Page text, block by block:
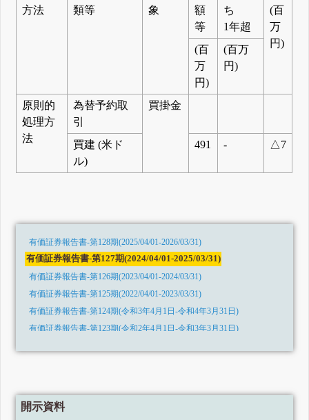
方法
類等
象
額
等
ち
1年超
(百
万
円)
(百
万
円)
(百万
円)
原則的
処理方
法
為替予約取
引
買掛金
買建 (米ド
ル)
491 - △7
有価証券報告書-第128期(2025/04/01-2026/03/31)
有価証券報告書-第127期(2024/04/01-2025/03/31)
有価証券報告書-第126期(2023/04/01-2024/03/31)
有価証券報告書-第125期(2022/04/01-2023/03/31)
有価証券報告書-第124期(令和3年4月1日-令和4年3月31日)
有価証券報告書-第123期(令和2年4月1日-令和3年3月31日)
有価証券報告書-第119期(平成28年4月1日-平成29年3月31日)
有価証券報告書-第118期(平成27年4月1日-平成28年3月31日)
開示資料